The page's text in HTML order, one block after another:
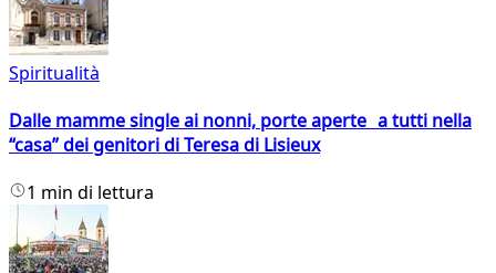
Spiritualità
Dalle mamme single ai nonni, porte aperte a tutti nella
“casa” dei genitori di Teresa di Lisieux
1 min di lettura